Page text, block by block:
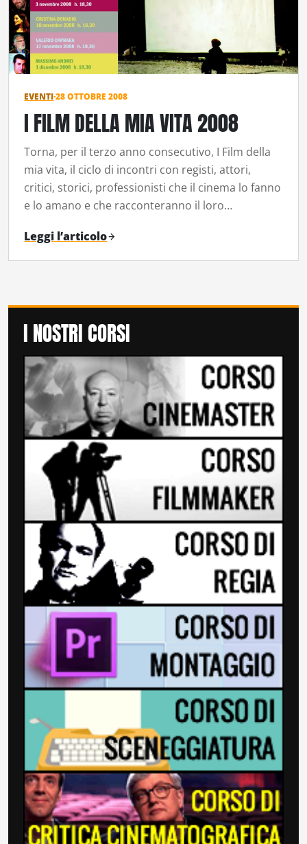
EVENTI·28 OTTOBRE 2008
I FILM DELLA MIA VITA 2008
Torna, per il terzo anno consecutivo, I Film della
mia vita, il ciclo di incontri con registi, attori,
critici, storici, professionisti che il cinema lo fanno
e lo amano e che racconteranno il loro…
Leggi l’articolo
I NOSTRI CORSI